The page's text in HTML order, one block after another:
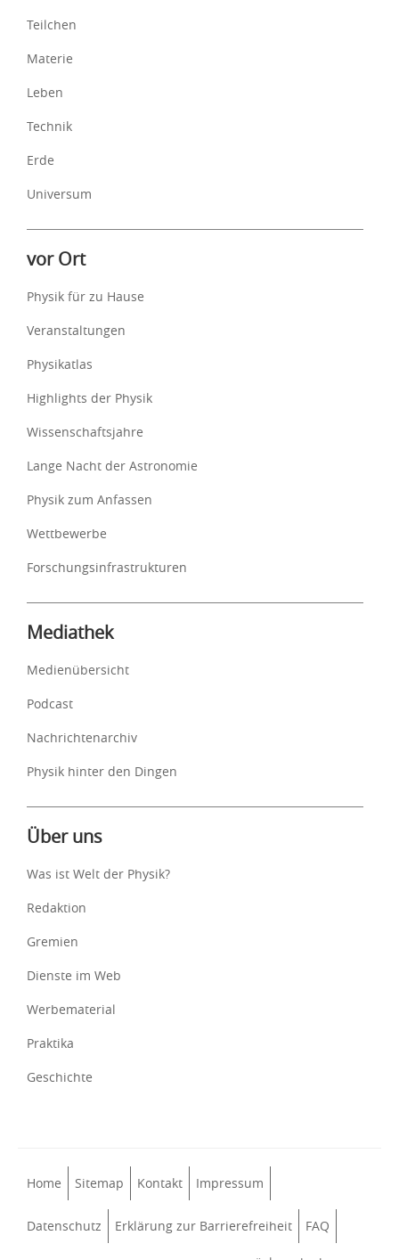
Teilchen
Materie
Leben
Technik
Erde
Universum
vor Ort
Physik für zu Hause
Veranstaltungen
Physikatlas
Highlights der Physik
Wissenschaftsjahre
Lange Nacht der Astronomie
Physik zum Anfassen
Wettbewerbe
Forschungsinfrastrukturen
Mediathek
Medienübersicht
Podcast
Nachrichtenarchiv
Physik hinter den Dingen
Über uns
Was ist Welt der Physik?
Redaktion
Gremien
Dienste im Web
Werbematerial
Praktika
Geschichte
Home Sitemap Kontakt Impressum
Datenschutz Erklärung zur Barrierefreiheit FAQ